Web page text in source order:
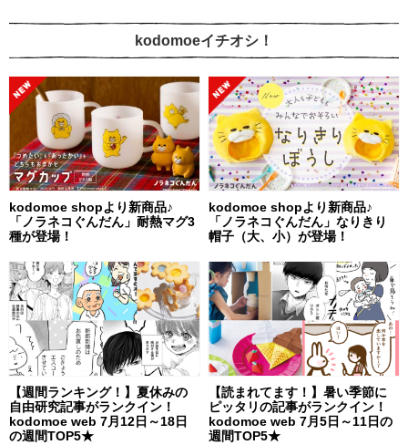
kodomoeイチオシ！
kodomoe shopより新商品♪
「ノラネコぐんだん」耐熱マグ3
種が登場！
kodomoe shopより新商品♪
「ノラネコぐんだん」なりきり
帽子（大、小）が登場！
【週間ランキング！】夏休みの
自由研究記事がランクイン！
kodomoe web 7月12日～18日
の週間TOP5★
【読まれてます！】暑い季節に
ピッタリの記事がランクイン！
kodomoe web 7月5日～11日の
週間TOP5★